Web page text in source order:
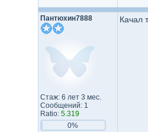
Пантюхин7888
Стаж: 6 лет 3 мес.
Сообщений: 1
Ratio: 5.319
0%
Качал